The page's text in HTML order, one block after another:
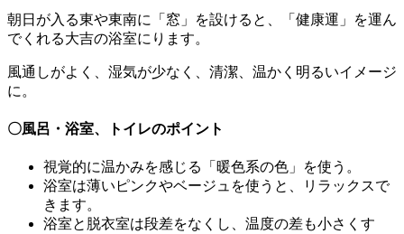
朝日が入る東や東南に「窓」を設けると、「健康運」を運ん
でくれる大吉の浴室にります。
風通しがよく、湿気が少なく、清潔、温かく明るいイメージ
に。
〇風呂・浴室、トイレのポイント
視覚的に温かみを感じる「暖色系の色」を使う。
浴室は薄いピンクやベージュを使うと、リラックスで
きます。
浴室と脱衣室は段差をなくし、温度の差も小さくす